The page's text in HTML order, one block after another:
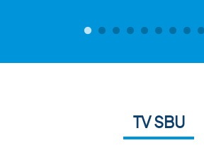
TV SBU